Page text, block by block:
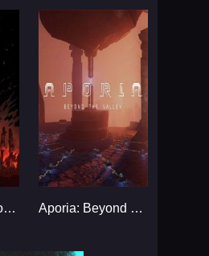
Darkest Dungeon: The Crimson Court... Aporia: Beyond The Valley...